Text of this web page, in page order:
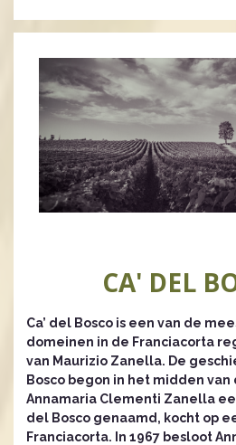
CA' DEL
Ca’ del Bosco is een van de
domeinen in de Franciacorta
van Maurizio Zanella. De
Bosco begon in het midden van
Annamaria Clementi Zanella
del Bosco genaamd, kocht op
Franciacorta. In 1967 besloot